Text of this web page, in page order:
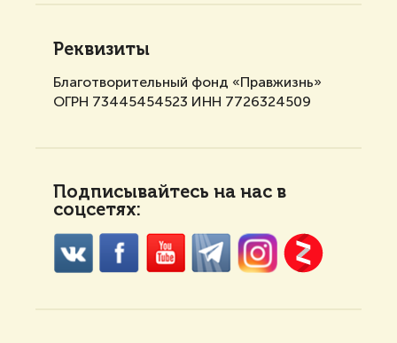
Реквизиты
Благотворительный фонд «Правжизнь»
ОГРН 73445454523 ИНН 7726324509
Подписывайтесь на нас в
соцсетях: